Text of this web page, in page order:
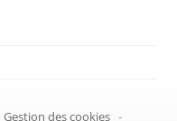
Gestion des cookies -